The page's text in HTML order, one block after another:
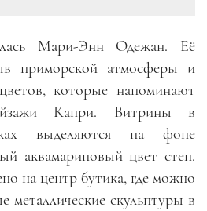
Мари-Энн Одежан. Её
приморской атмосферы и
которые напоминают
Капри. Витрины в
выделяются на фоне
аквамариновый цвет стен.
на центр бутика, где можно
металлические скульптуры в